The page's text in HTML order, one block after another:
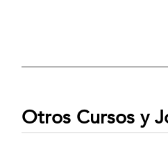
Otros Cursos y